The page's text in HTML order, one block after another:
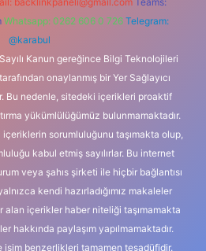
Whatsapp: 0262 606 0 726 Telegram:
@karabul
Kanun gereğince Bilgi Teknolojileri
onaylanmış bir Yer Sağlayıcı
Bu nedenle, sitedeki içerikleri proaktif
yükümlülüğümüz bulunmamaktadır.
sorumluluğunu taşımakta olup,
kabul etmiş sayılırlar. Bu internet
veya şahıs şirketi ile hiçbir bağlantısı
kendi hazırladığımız makaleler
alan içerikler haber niteliği taşımamakta
hakkında paylaşım yapılmamaktadır.
benzerlikleri tamamen tesadüfidir.